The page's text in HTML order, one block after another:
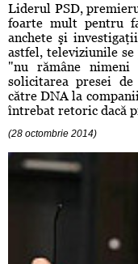
Liderul PSD,
foarte mult pentru
anchete şi
astfel, televiziunile
"nu rămâne
solicitarea presei
către DNA la
întrebat retoric dacă
(28 octombrie 2014)